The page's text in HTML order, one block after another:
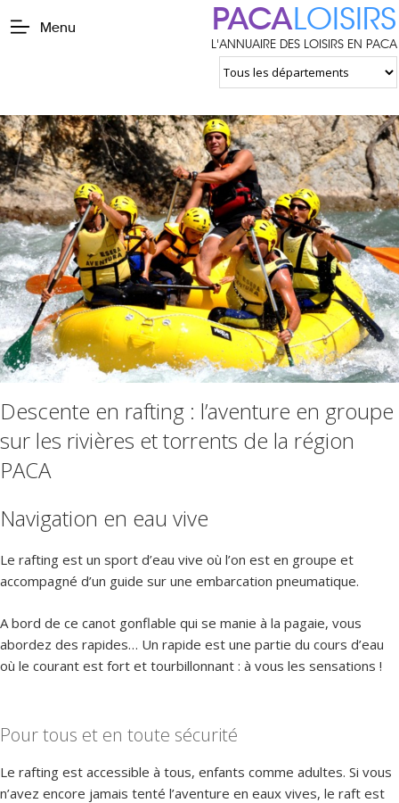
Menu PACALOISIRS
L'ANNUAIRE DES LOISIRS EN PACA
Descente en rafting : l’aventure en groupe
sur les rivières et torrents de la région
PACA
Navigation en eau vive
Le rafting est un sport d’eau vive où l’on est en groupe et
accompagné d’un guide sur une embarcation pneumatique.
A bord de ce canot gonflable qui se manie à la pagaie, vous
abordez des rapides… Un rapide est une partie du cours d’eau
où le courant est fort et tourbillonnant : à vous les sensations !
Pour tous et en toute sécurité
Le rafting est accessible à tous, enfants comme adultes. Si vous
n’avez encore jamais tenté l’aventure en eaux vives, le raft est